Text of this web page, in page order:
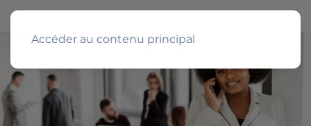
Accéder au contenu principal